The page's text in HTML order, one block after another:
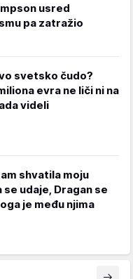
usred
pa zatražio
svetsko čudo?
evra ne liči ni na
videli
shvatila moju
udaje, Dragan se
je među njima